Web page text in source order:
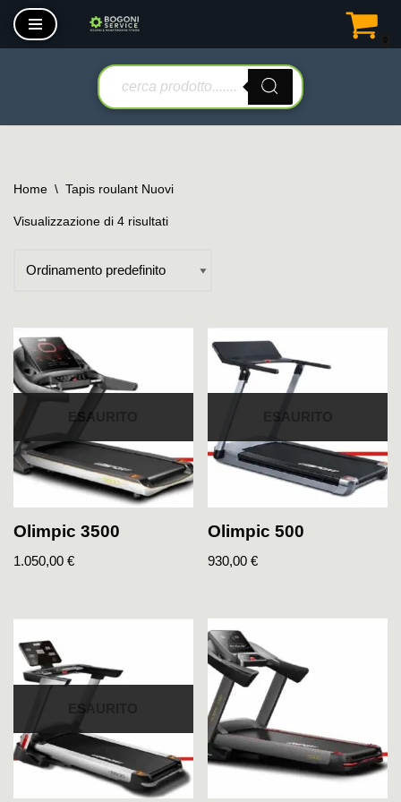
Vai
Home \ Tapis roulant Nuovi
Visualizzazione di 4 risultati
ESAURITO
Olimpic 3500
1.050,00 €
ESAURITO
Olimpic 500
930,00€
ESAURITO